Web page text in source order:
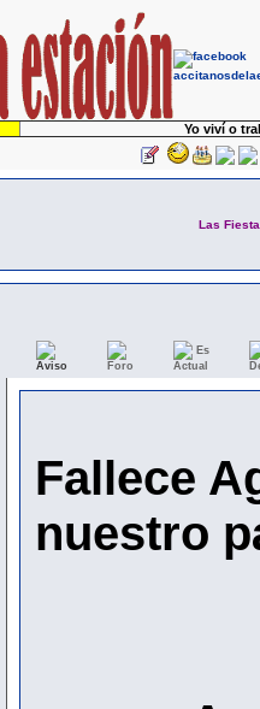
Yo viví o
Las
Aviso Foro
Es
Actual
Fallece
nuestro